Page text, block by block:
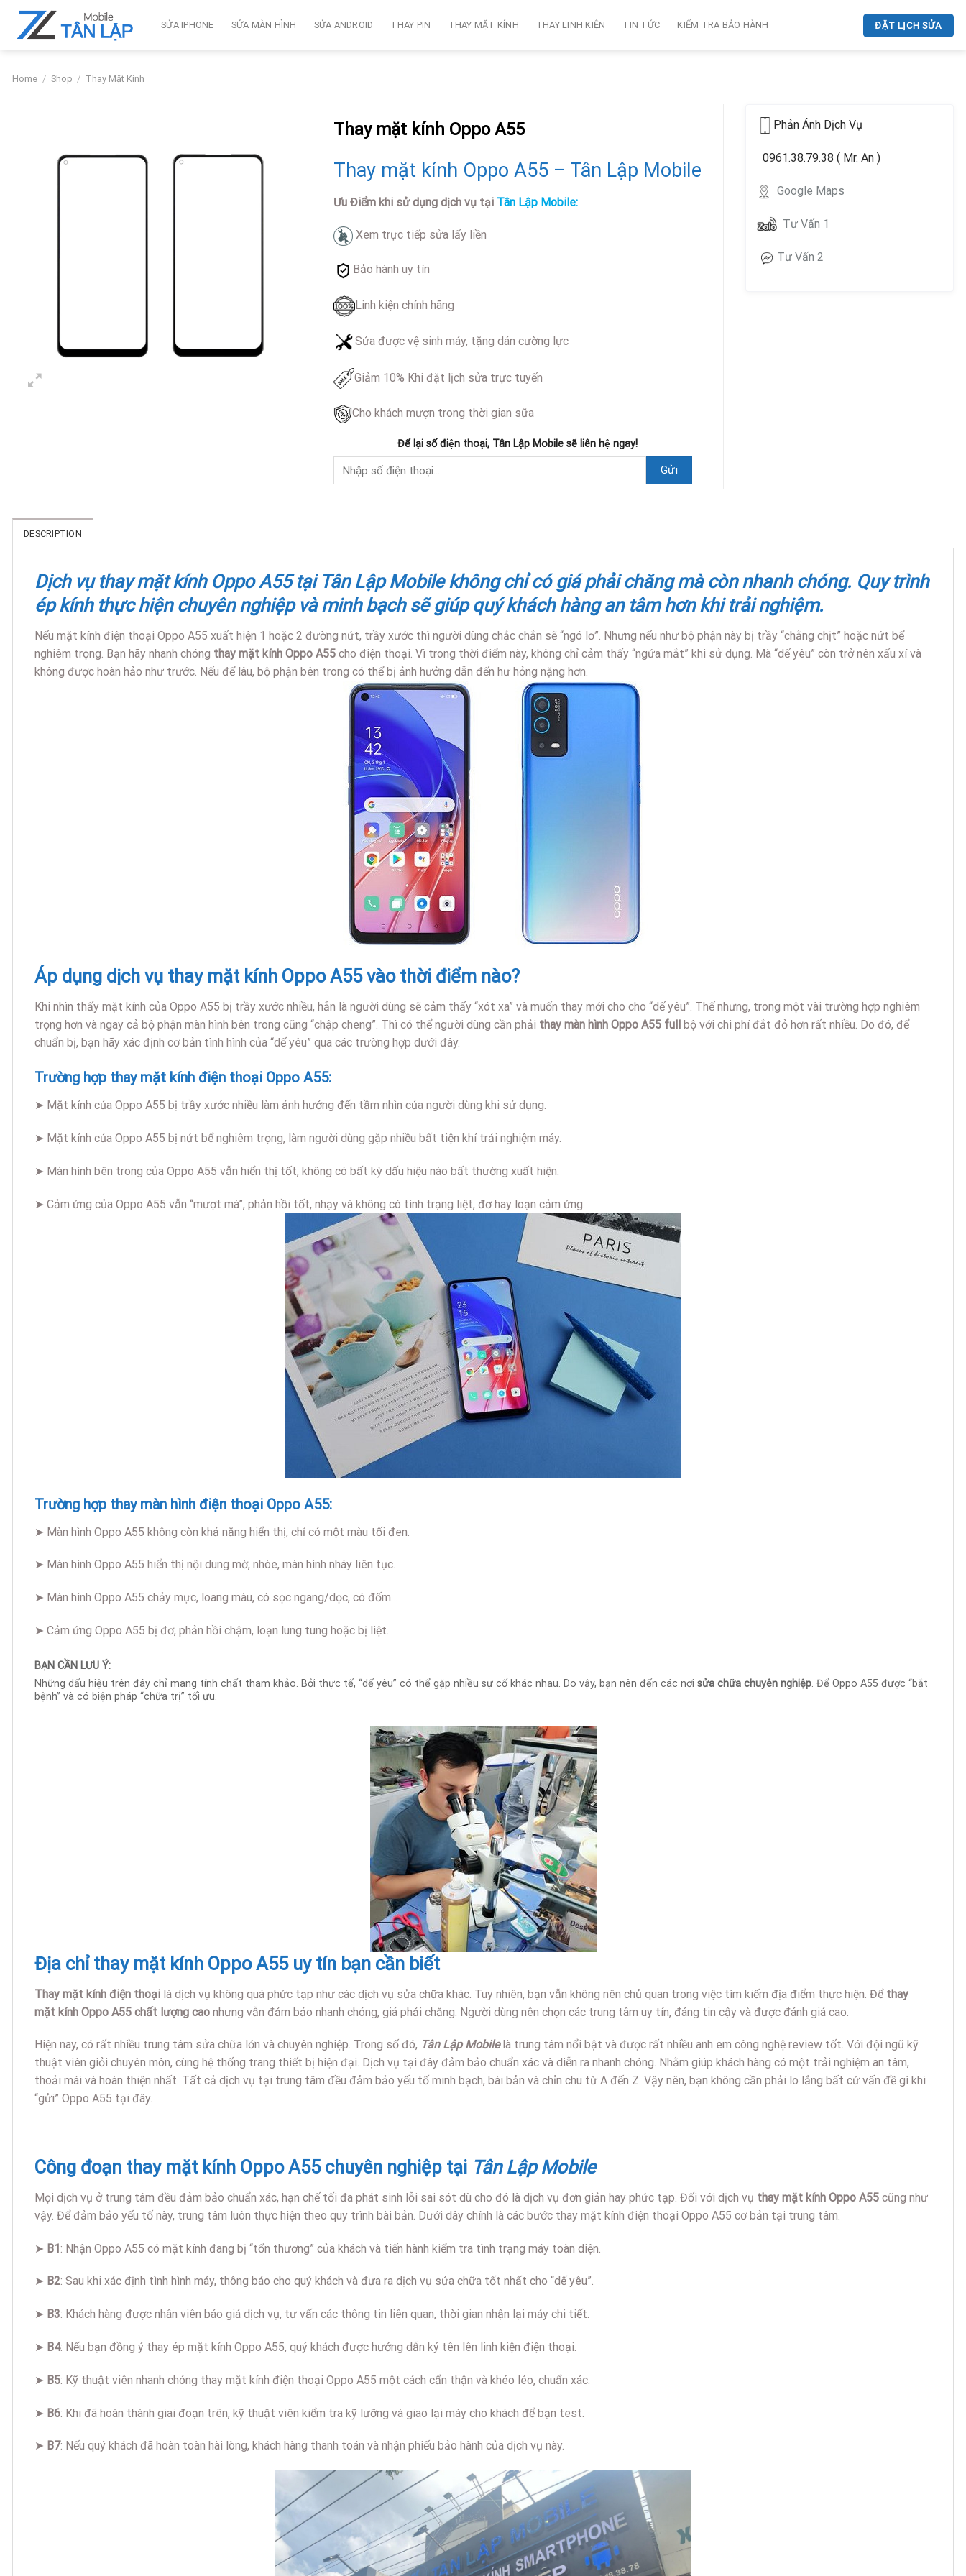
Skip
SỬA IPHONE SỬA MÀN HÌNH SỬA ANDROID THAY PIN THAY MẶT KÍNH THAY LINH KIỆN TIN TỨC KIỂM TRA BẢO HÀNH ĐẶT LỊCH SỬA
Home / Shop / Thay Mặt Kính
Thay mặt kính Oppo A55
Thay mặt kính Oppo A55 – Tân Lập Mobile
Ưu Điểm khi sử dụng dịch vụ tại Tân Lập Mobile:
Xem trực tiếp sửa lấy liền
Bảo hành uy tín
Linh kiện chính hãng
Sửa được vệ sinh máy, tặng dán cường lực
Giảm 10% Khi đặt lịch sửa trực tuyến
Cho khách mượn trong thời gian sữa
Để lại số điện thoại, Tân Lập Mobile sẽ liên hệ ngay!
Phản Ánh Dịch Vụ
0961.38.79.38 ( Mr. An )
Google Maps
Tư Vấn 1
Tư Vấn 2
DESCRIPTION
Dịch vụ thay mặt kính Oppo A55 tại Tân Lập Mobile không chỉ có giá phải chăng mà còn nhanh chóng. Quy trình
ép kính thực hiện chuyên nghiệp và minh bạch sẽ giúp quý khách hàng an tâm hơn khi trải nghiệm.
Nếu mặt kính điện thoại Oppo A55 xuất hiện 1 hoặc 2 đường nứt, trầy xước thì người dùng chắc chắn sẽ “ngó lơ”. Nhưng nếu như bộ phận này bị trầy “chằng chịt” hoặc nứt bể
nghiêm trọng. Bạn hãy nhanh chóng thay mặt kính Oppo A55 cho điện thoại. Vì trong thời điểm này, không chỉ cảm thấy “ngứa mắt” khi sử dụng. Mà “dế yêu” còn trở nên xấu xí và
không được hoàn hảo như trước. Nếu để lâu, bộ phận bên trong có thể bị ảnh hưởng dẫn đến hư hỏng nặng hơn.
Áp dụng dịch vụ thay mặt kính Oppo A55 vào thời điểm nào?
Khi nhìn thấy mặt kính của Oppo A55 bị trầy xước nhiều, hẳn là người dùng sẽ cảm thấy “xót xa” và muốn thay mới cho cho “dế yêu”. Thế nhưng, trong một vài trường hợp nghiêm
trọng hơn và ngay cả bộ phận màn hình bên trong cũng “chập cheng”. Thì có thể người dùng cần phải thay màn hình Oppo A55 full bộ với chi phí đắt đỏ hơn rất nhiều. Do đó, để
chuẩn bị, bạn hãy xác định cơ bản tình hình của “dế yêu” qua các trường hợp dưới đây.
Trường hợp thay mặt kính điện thoại Oppo A55:
➤ Mặt kính của Oppo A55 bị trầy xước nhiều làm ảnh hưởng đến tầm nhìn của người dùng khi sử dụng.
➤ Mặt kính của Oppo A55 bị nứt bể nghiêm trọng, làm người dùng gặp nhiều bất tiện khí trải nghiệm máy.
➤ Màn hình bên trong của Oppo A55 vẫn hiển thị tốt, không có bất kỳ dấu hiệu nào bất thường xuất hiện.
➤ Cảm ứng của Oppo A55 vẫn “mượt mà”, phản hồi tốt, nhạy và không có tình trạng liệt, đơ hay loạn cảm ứng.
Trường hợp thay màn hình điện thoại Oppo A55:
➤ Màn hình Oppo A55 không còn khả năng hiển thị, chỉ có một màu tối đen.
➤ Màn hình Oppo A55 hiển thị nội dung mờ, nhòe, màn hình nháy liên tục.
➤ Màn hình Oppo A55 chảy mực, loang màu, có sọc ngang/dọc, có đốm…
➤ Cảm ứng Oppo A55 bị đơ, phản hồi chậm, loạn lung tung hoặc bị liệt.
BẠN CẦN LƯU Ý:
Những dấu hiệu trên đây chỉ mang tính chất tham khảo. Bởi thực tế, “dế yêu” có thể gặp nhiều sự cố khác nhau. Do vậy, bạn nên đến các nơi sửa chữa chuyên nghiệp. Để Oppo A55 được “bắt
bệnh” và có biện pháp “chữa trị” tối ưu.
Địa chỉ thay mặt kính Oppo A55 uy tín bạn cần biết
Thay mặt kính điện thoại là dịch vụ không quá phức tạp như các dịch vụ sửa chữa khác. Tuy nhiên, bạn vẫn không nên chủ quan trong việc tìm kiếm địa điểm thực hiện. Để thay
mặt kính Oppo A55 chất lượng cao nhưng vẫn đảm bảo nhanh chóng, giá phải chăng. Người dùng nên chọn các trung tâm uy tín, đáng tin cậy và được đánh giá cao.
Hiện nay, có rất nhiều trung tâm sửa chữa lớn và chuyên nghiệp. Trong số đó, Tân Lập Mobile là trung tâm nổi bật và được rất nhiều anh em công nghệ review tốt. Với đội ngũ kỹ
thuật viên giỏi chuyên môn, cùng hệ thống trang thiết bị hiện đại. Dịch vụ tại đây đảm bảo chuẩn xác và diễn ra nhanh chóng. Nhằm giúp khách hàng có một trải nghiệm an tâm,
thoải mái và hoàn thiện nhất. Tất cả dịch vụ tại trung tâm đều đảm bảo yếu tố minh bạch, bài bản và chỉn chu từ A đến Z. Vậy nên, bạn không cần phải lo lắng bất cứ vấn đề gì khi
“gửi” Oppo A55 tại đây.
Công đoạn thay mặt kính Oppo A55 chuyên nghiệp tại Tân Lập Mobile
Mọi dịch vụ ở trung tâm đều đảm bảo chuẩn xác, hạn chế tối đa phát sinh lỗi sai sót dù cho đó là dịch vụ đơn giản hay phức tạp. Đối với dịch vụ thay mặt kính Oppo A55 cũng như
vậy. Để đảm bảo yếu tố này, trung tâm luôn thực hiện theo quy trình bài bản. Dưới dây chính là các bước thay mặt kính điện thoại Oppo A55 cơ bản tại trung tâm.
➤ B1: Nhận Oppo A55 có mặt kính đang bị “tổn thương” của khách và tiến hành kiểm tra tình trạng máy toàn diện.
➤ B2: Sau khi xác định tình hình máy, thông báo cho quý khách và đưa ra dịch vụ sửa chữa tốt nhất cho “dế yêu”.
➤ B3: Khách hàng được nhân viên báo giá dịch vụ, tư vấn các thông tin liên quan, thời gian nhận lại máy chi tiết.
➤ B4: Nếu bạn đồng ý thay ép mặt kính Oppo A55, quý khách được hướng dẫn ký tên lên linh kiện điện thoại.
➤ B5: Kỹ thuật viên nhanh chóng thay mặt kính điện thoại Oppo A55 một cách cẩn thận và khéo léo, chuẩn xác.
➤ B6: Khi đã hoàn thành giai đoạn trên, kỹ thuật viên kiểm tra kỹ lưỡng và giao lại máy cho khách để bạn test.
➤ B7: Nếu quý khách đã hoàn toàn hài lòng, khách hàng thanh toán và nhận phiếu bảo hành của dịch vụ này.